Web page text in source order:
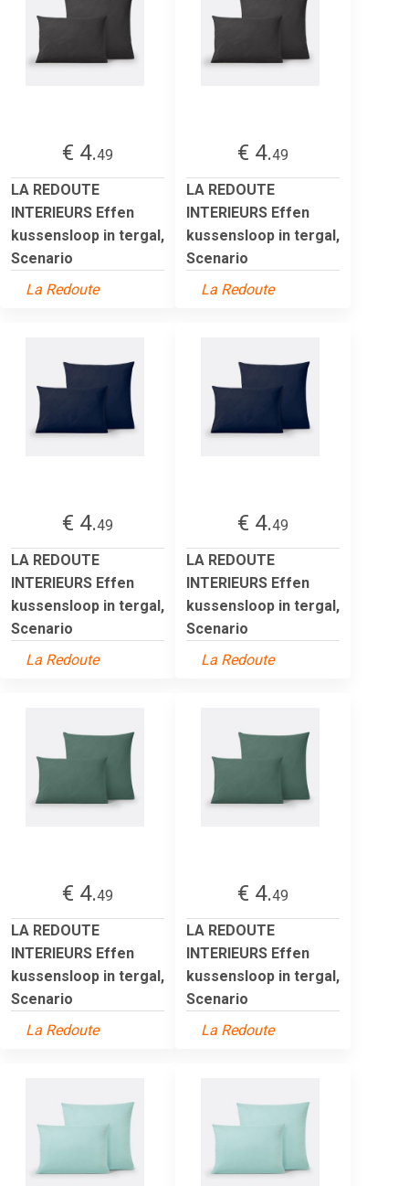
€ 4.49
LA REDOUTE
INTERIEURS Effen
kussensloop in tergal,
Scenario
La Redoute
€ 4.49
LA REDOUTE
INTERIEURS Effen
kussensloop in tergal,
Scenario
La Redoute
€ 4.49
LA REDOUTE
INTERIEURS Effen
kussensloop in tergal,
Scenario
La Redoute
€ 4.49
LA REDOUTE
INTERIEURS Effen
kussensloop in tergal,
Scenario
La Redoute
€ 4.49
LA REDOUTE
INTERIEURS Effen
kussensloop in tergal,
Scenario
La Redoute
€ 4.49
LA REDOUTE
INTERIEURS Effen
kussensloop in tergal,
Scenario
La Redoute